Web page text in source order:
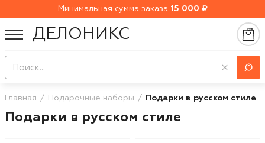
Минимальная сумма заказа 15 000 ₽
ДЕЛОНИКС
Главная Подарочные наборы Подарки в русском стиле
Подарки в русском стиле